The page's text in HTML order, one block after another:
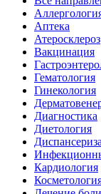
Аптека
Атеросклероз
Вакцинация
Гематология
Гинекология
Диагностика
Диетология
Кардиология